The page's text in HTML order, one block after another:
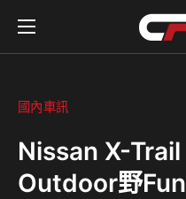
國內車訊
Nissan X-
Outdoor野